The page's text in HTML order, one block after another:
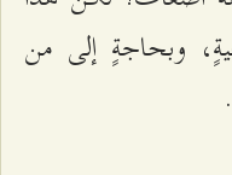
وبحاجةٍ إلى من